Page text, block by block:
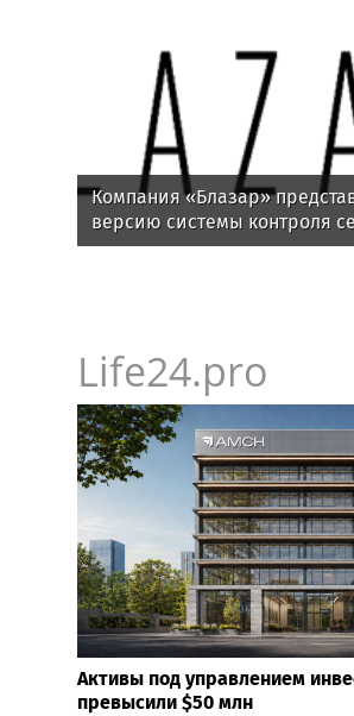
Компания «Блазар»
версию системы контроля
Blazar NAC 3.0
Life24.pro
Активы под управлением
превысили $50 млн